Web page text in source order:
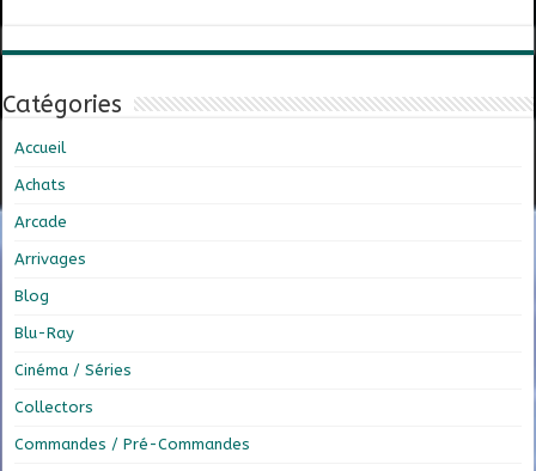
Catégories
Accueil
Achats
Arcade
Arrivages
Blog
Blu-Ray
Cinéma / Séries
Collectors
Commandes / Pré-Commandes